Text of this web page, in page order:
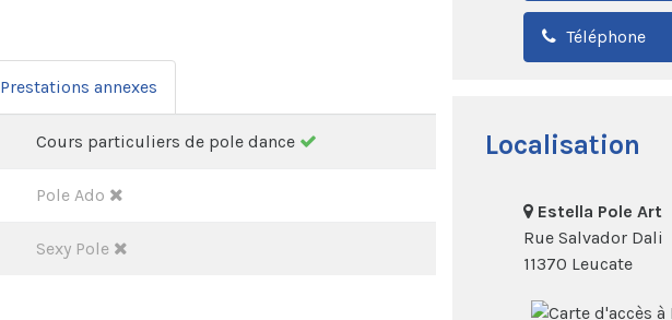
Téléphone
Localisation
Estella Pole Art
Rue Salvador Dali
11370 Leucate
Prestations annexes
Cours particuliers de pole dance
Pole Ado
Sexy Pole